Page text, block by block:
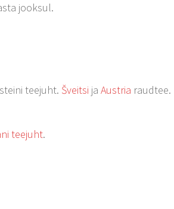
jooksul.
teejuht. Šveitsi ja Austria raudtee.
teejuht.